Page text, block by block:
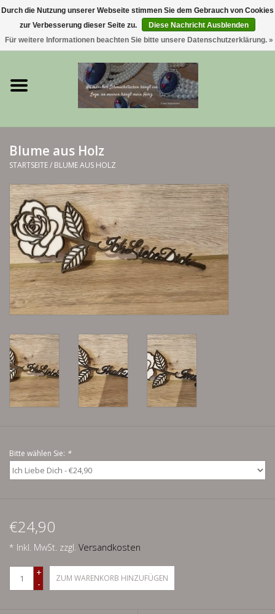
0 Artikel - €0,00
Trachtenschmuck & Ketten
exklusive Kropfketten
925 Silberschmuck
BERGliebe-Kollektion
Blütenkranzkollektion
I ❤️ bayerischer Wald Armband
Lieblingsmensch Kollektion
Ohrringe & Ohrstecker
Armbänder
Tücher
Schmuck
Schmuck aus goldenem Gras
Schnäppchenecke
Blume aus Holz
STARTSEITE/ BLUME AUS HOLZ
Bitte wählen Sie: *
€24,90
* Inkl. MwSt. zzgl. Versandkosten
+
-
ZUM WARENKORB HINZUFÜGEN
Durch die Nutzung unserer Webseite stimmen Sie dem Gebrauch von Cookies
zur Verbesserung dieser Seite zu.
Diese Nachricht Ausblenden
Für weitere Informationen beachten Sie bitte unsere Datenschutzerklärung. »